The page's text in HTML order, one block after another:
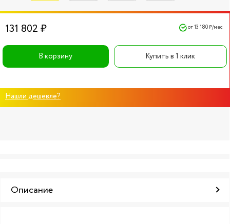
131 802 ₽ от 13 180 ₽/мес
В корзину Купить в 1 клик
Нашли дешевле?
Описание